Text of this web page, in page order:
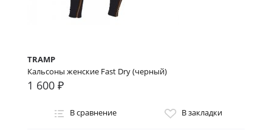
TRAMP
Кальсоны женские Fast Dry (черный)
1 600 ₽
В сравнение В закладки